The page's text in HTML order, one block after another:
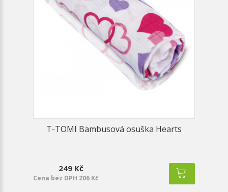
T-TOMI Bambusová osuška Hearts
249 Kč
Cena bez DPH 206 Kč